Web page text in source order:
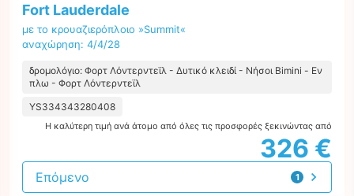
Fort Lauderdale
με το κρουαζιερόπλοιο »Summit«
αναχώρηση: 4/4/28
δρομολόγιο: Φορτ Λόντερντεϊλ - Δυτικό κλειδί - Νήσοι Bimini - Εν
πλω - Φορτ Λόντερντεϊλ
YS334343280408
Η καλύτερη τιμή ανά άτομο από όλες τις προσφορές ξεκινώντας από
326 €
1
προσφορά
Επόμενο